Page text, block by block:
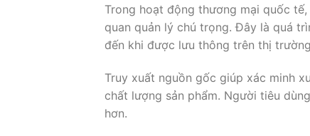
Trong hoạt động thương mại quốc
quan quản lý chú trọng. Đây là quá
đến khi được lưu thông trên thị
Truy xuất nguồn gốc giúp xác minh
chất lượng sản phẩm. Người tiêu
hơn.